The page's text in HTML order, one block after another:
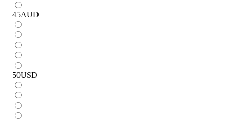
45AUD
50USD